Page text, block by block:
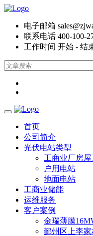
电子邮箱
联系电话 400-100-
工作时间 开始 - 结
首页
公司简介
光伏电站类型
工商业厂房
户用电站
地面电站
工商业储能
运维服务
客户案例
金瑞薄膜
鄞州区上李